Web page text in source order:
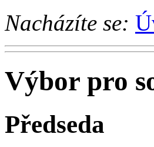
Nacházíte se:
Výbor pro
Předseda